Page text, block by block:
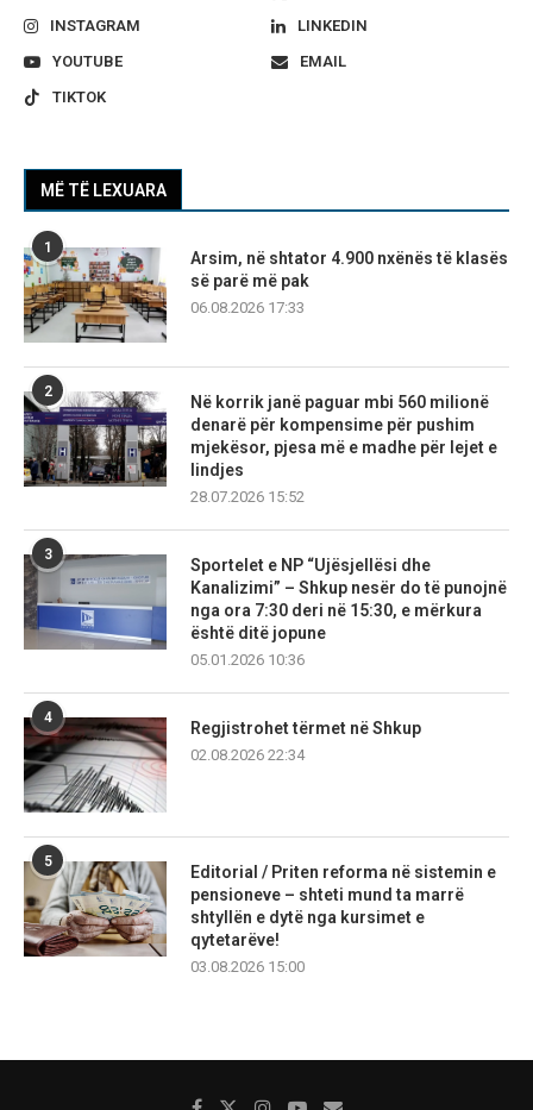
INSTAGRAM
LINKEDIN
YOUTUBE
EMAIL
TIKTOK
MË TË LEXUARA
1
Arsim, në shtator 4.900 nxënës të klasës
së parë më pak
06.08.2026 17:33
2
Në korrik janë paguar mbi 560 milionë
denarë për kompensime për pushim
mjekësor, pjesa më e madhe për lejet e
lindjes
28.07.2026 15:52
3
Sportelet e NP “Ujësjellësi dhe
Kanalizimi” – Shkup nesër do të punojnë
nga ora 7:30 deri në 15:30, e mërkura
është ditë jopune
05.01.2026 10:36
4
Regjistrohet tërmet në Shkup
02.08.2026 22:34
5
Editorial / Priten reforma në sistemin e
pensioneve – shteti mund ta marrë
shtyllën e dytë nga kursimet e
qytetarëve!
03.08.2026 15:00